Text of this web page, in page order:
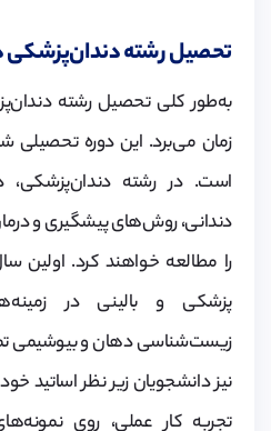
تحصیل رشته دندان‌پزشکی
زمان می‌برد. این دوره
است. در رشته
دندانی، روش‌های پیشگیری و
را مطالعه خواهند کرد. اولین
پزشکی و بالینی در
زیست‌شناسی دهان و بیوشیمی
نیز دانشجویان زیر نظر اساتید
تجربه کار عملی، روی